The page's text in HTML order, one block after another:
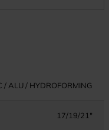
/ ALU / HYDROFORMING
17/19/21"